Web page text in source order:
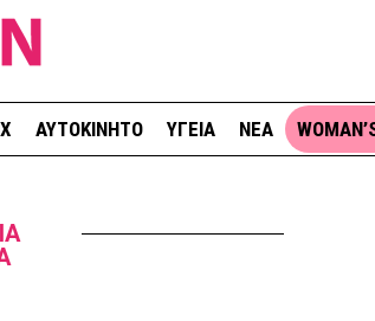
ΑΥΤΟΚΙΝΗΤΟ ΥΓΕΙΑ ΝΕΑ